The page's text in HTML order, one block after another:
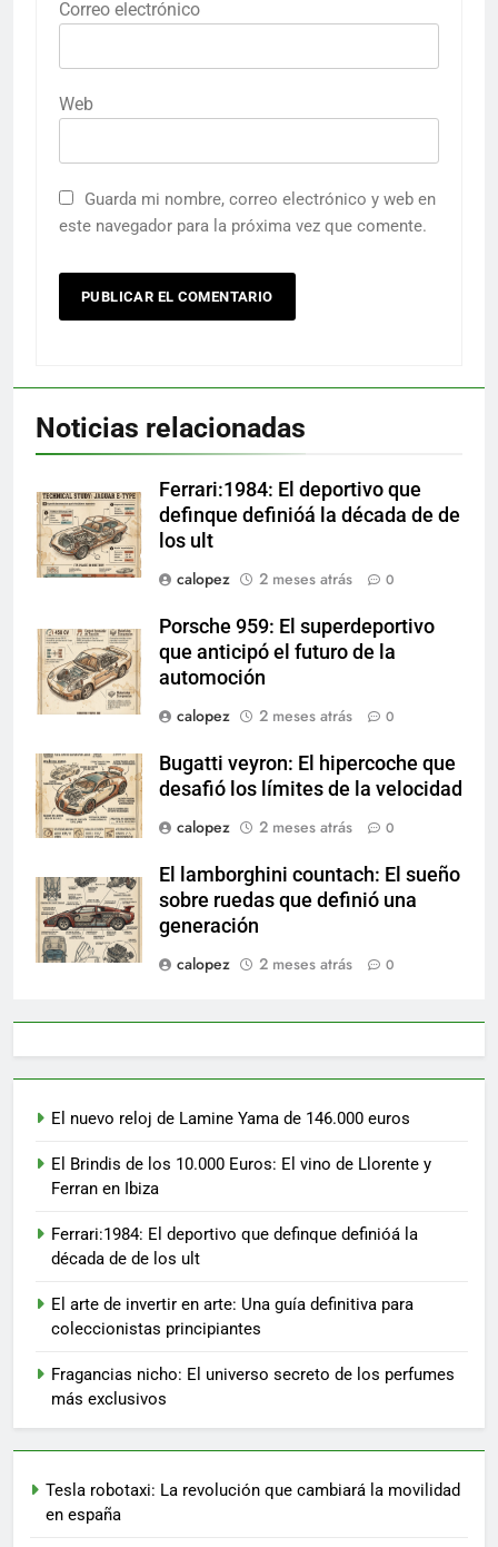
Correo electrónico
Web
Guarda mi nombre, correo electrónico y web en
este navegador para la próxima vez que comente.
Noticias relacionadas
Ferrari:1984: El deportivo que
definque definióá la década de de
los ult
calopez
2 meses atrás 0
Porsche 959: El superdeportivo
que anticipó el futuro de la
automoción
calopez
2 meses atrás 0
Bugatti veyron: El hipercoche que
desafió los límites de la velocidad
calopez
2 meses atrás 0
El lamborghini countach: El sueño
sobre ruedas que definió una
generación
calopez
2 meses atrás 0
El nuevo reloj de Lamine Yama de 146.000 euros
El Brindis de los 10.000 Euros: El vino de Llorente y
Ferran en Ibiza
Ferrari:1984: El deportivo que definque definióá la
década de de los ult
El arte de invertir en arte: Una guía definitiva para
coleccionistas principiantes
Fragancias nicho: El universo secreto de los perfumes
más exclusivos
Tesla robotaxi: La revolución que cambiará la movilidad
en españa